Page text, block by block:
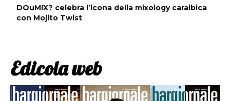
DOuMIX? celebra l’icona della mixology caraibica
con Mojito Twist
Edicola web